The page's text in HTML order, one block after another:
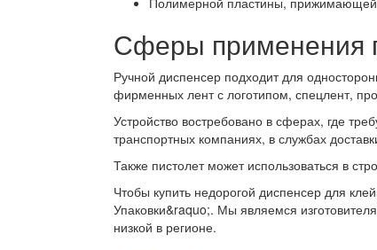
Сферы применения
Ручной диспенсер подходит для
фирменных лент с логотипом, спецлент,
Устройство востребовано в сферах, где
транспортных компаниях, в службах
Также пистолет может использоваться в
Чтобы купить недорогой диспенсер для
Упаковки&raquo;. Мы являемся
низкой в регионе.